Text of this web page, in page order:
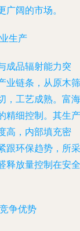
阔的市场。
生产
成品辐射能力突
业链条，从原木筛
，工艺成熟。富海
精细控制。其生产
高，内部填充密
跟环保趋势，所采
释放量控制在安全
争优势